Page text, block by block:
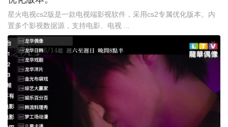
星火电视cs2版是一款电视端影视软件，采用cs2专属优化版本。内
置多个影视数据源，支持电影、电视 ...